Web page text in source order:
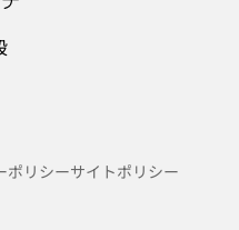
ポリシーサイトポリシー